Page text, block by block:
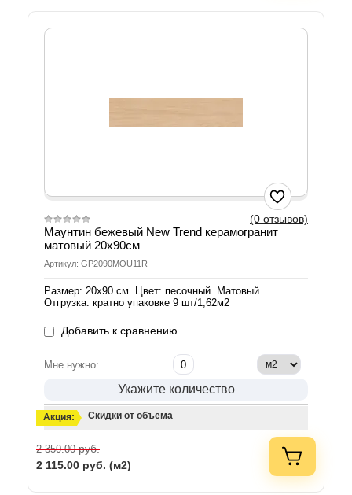
(0 отзывов)
Маунтин бежевый New Trend керамогранит
матовый 20х90см
Артикул: GP2090MOU11R
Размер: 20х90 см. Цвет: песочный. Матовый.
Отгрузка: кратно упаковке 9 шт/1,62м2
Добавить к сравнению
Мне нужно:
Укажите количество
Акция: Скидки от объема
2 350.00руб.
2 115.00 руб. (м2)